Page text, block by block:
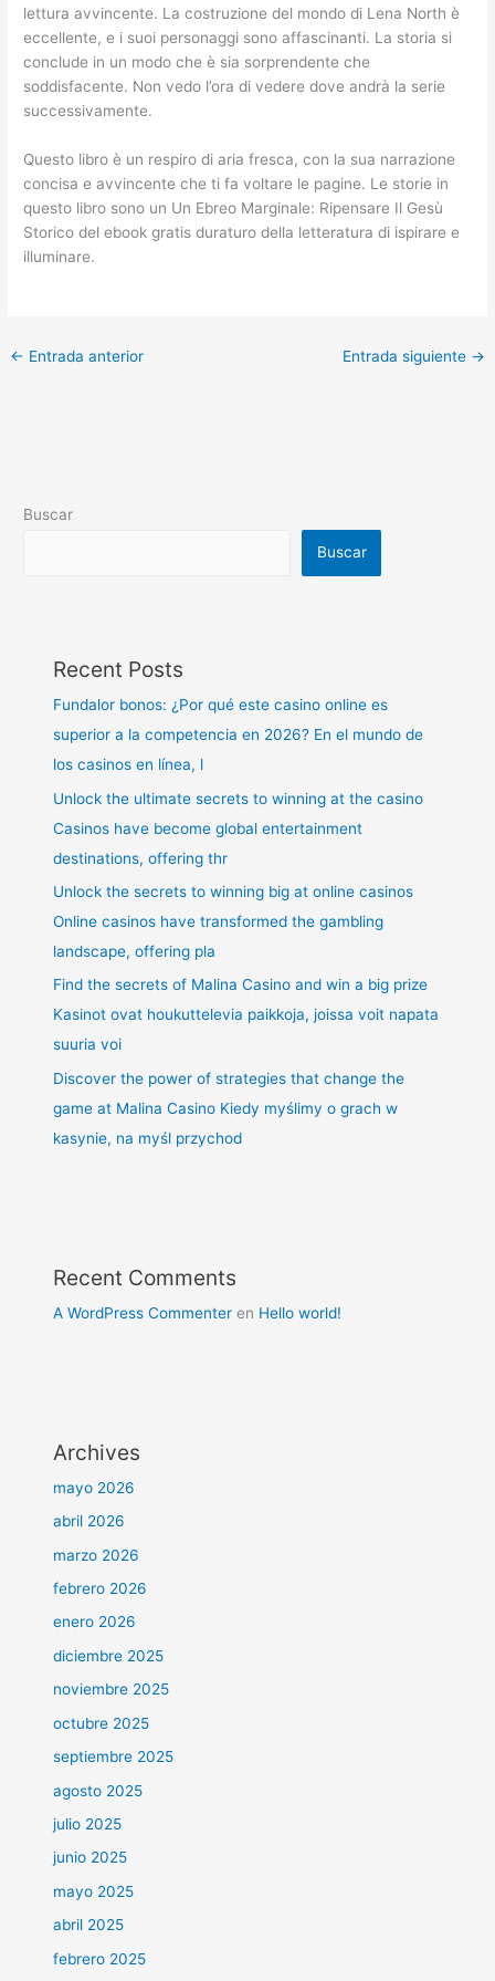
lettura avvincente. La costruzione del mondo di Lena North è
eccellente, e i suoi personaggi sono affascinanti. La storia si
conclude in un modo che è sia sorprendente che
soddisfacente. Non vedo l’ora di vedere dove andrà la serie
successivamente.
Questo libro è un respiro di aria fresca, con la sua narrazione
concisa e avvincente che ti fa voltare le pagine. Le storie in
questo libro sono un Un Ebreo Marginale: Ripensare Il Gesù
Storico del ebook gratis duraturo della letteratura di ispirare e
illuminare.
← Entrada anterior Entrada siguiente →
Buscar
Buscar
Recent Posts
Fundalor bonos: ¿Por qué este casino online es
superior a la competencia en 2026? En el mundo de
los casinos en línea, l
Unlock the ultimate secrets to winning at the casino
Casinos have become global entertainment
destinations, offering thr
Unlock the secrets to winning big at online casinos
Online casinos have transformed the gambling
landscape, offering pla
Find the secrets of Malina Casino and win a big prize
Kasinot ovat houkuttelevia paikkoja, joissa voit napata
suuria voi
Discover the power of strategies that change the
game at Malina Casino Kiedy myślimy o grach w
kasynie, na myśl przychod
Recent Comments
A WordPress Commenter en Hello world!
Archives
mayo 2026
abril 2026
marzo 2026
febrero 2026
enero 2026
diciembre 2025
noviembre 2025
octubre 2025
septiembre 2025
agosto 2025
julio 2025
junio 2025
mayo 2025
abril 2025
febrero 2025